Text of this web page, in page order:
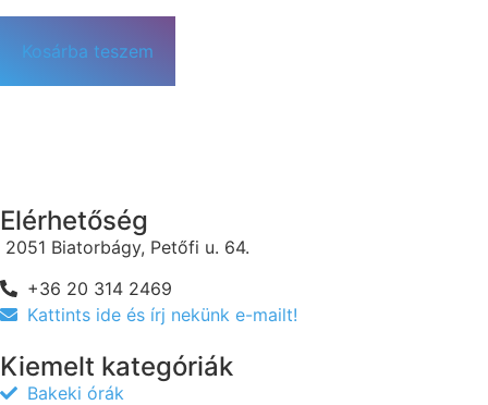
Kosárba teszem
Elérhetőség
2051 Biatorbágy, Petőfi u. 64.
+36 20 314 2469
Kattints ide és írj nekünk e-mailt!
Kiemelt kategóriák
Bakeki órák